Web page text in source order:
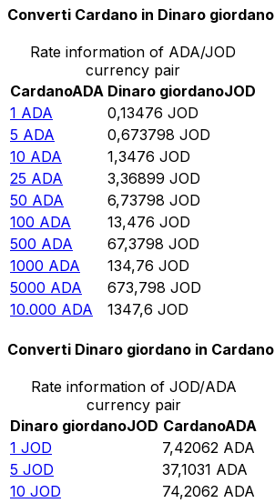
Converti Cardano in Dinaro giordano
Rate information of ADA/JOD
currency pair
CardanoADA Dinaro giordanoJOD
1 ADA 0,13476 JOD
5 ADA 0,673798 JOD
10 ADA 1,3476 JOD
25 ADA 3,36899 JOD
50 ADA 6,73798 JOD
100 ADA 13,476 JOD
500 ADA 67,3798 JOD
1000 ADA 134,76 JOD
5000 ADA 673,798 JOD
10.000 ADA 1347,6 JOD
Converti Dinaro giordano in Cardano
Rate information of JOD/ADA
currency pair
Dinaro giordanoJOD CardanoADA
1 JOD 7,42062 ADA
5 JOD 37,1031 ADA
10 JOD 74,2062 ADA